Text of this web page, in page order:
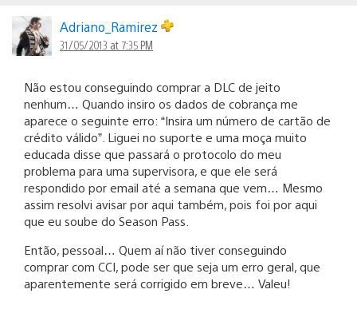
Adriano_Ramirez
31/05/2013 at 7:35 PM
Não estou conseguindo comprar a DLC de jeito
nenhum… Quando insiro os dados de cobrança me
aparece o seguinte erro: “Insira um número de cartão de
crédito válido”. Liguei no suporte e uma moça muito
educada disse que passará o protocolo do meu
problema para uma supervisora, e que ele será
respondido por email até a semana que vem… Mesmo
assim resolvi avisar por aqui também, pois foi por aqui
que eu soube do Season Pass.
Então, pessoal… Quem aí não tiver conseguindo
comprar com CCI, pode ser que seja um erro geral, que
aparentemente será corrigido em breve… Valeu!